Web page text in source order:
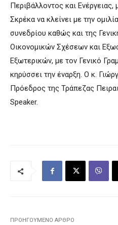
Περιβάλλοντος και
Σκρέκα να κλείνει με την
συνεδρίου καθώς και της
Οικονομικών Σχέσεων και
Εξωτερικών, με τον Γενικό
κηρύσσει την έναρξη. Ο κ.
Πρόεδρος της Τράπεζας
Speaker.
ΠΡΟΗΓΟΎΜΕΝΟ ΆΡΘΡΟ